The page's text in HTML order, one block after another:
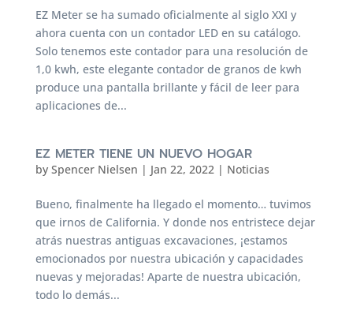
EZ Meter se ha sumado oficialmente al siglo XXI y
ahora cuenta con un contador LED en su catálogo.
Solo tenemos este contador para una resolución de
1,0 kwh, este elegante contador de granos de kwh
produce una pantalla brillante y fácil de leer para
aplicaciones de...
EZ METER TIENE UN NUEVO HOGAR
by Spencer Nielsen | Jan 22, 2022| Noticias
Bueno, finalmente ha llegado el momento… tuvimos
que irnos de California. Y donde nos entristece dejar
atrás nuestras antiguas excavaciones, ¡estamos
emocionados por nuestra ubicación y capacidades
nuevas y mejoradas! Aparte de nuestra ubicación,
todo lo demás...